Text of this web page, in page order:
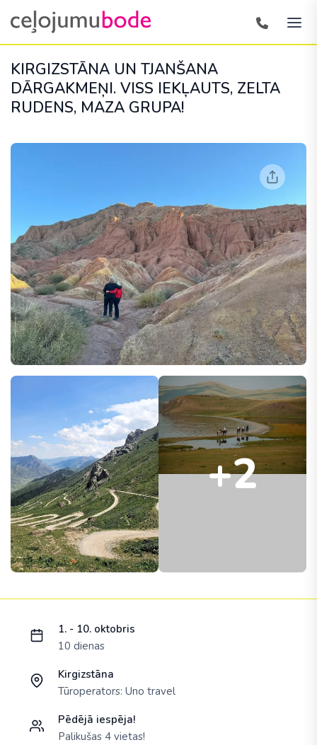
KIRGIZSTĀNA UN TJANŠANA
DĀRGAKMEŅI. VISS IEKĻAUTS, ZELTA
RUDENS, MAZA GRUPA!
+2
1. - 10. oktobris
10 dienas
Kirgizstāna
Tūroperators: Uno travel
Pēdējā iespēja!
Palikušas 4 vietas!